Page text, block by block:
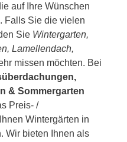
auf Ihre Wünschen
Falls Sie die vielen
Sie Wintergarten,
Lamellendach,
missen möchten. Bei
& Sommergarten
Preis- /
Wintergärten in
Wir bieten Ihnen als